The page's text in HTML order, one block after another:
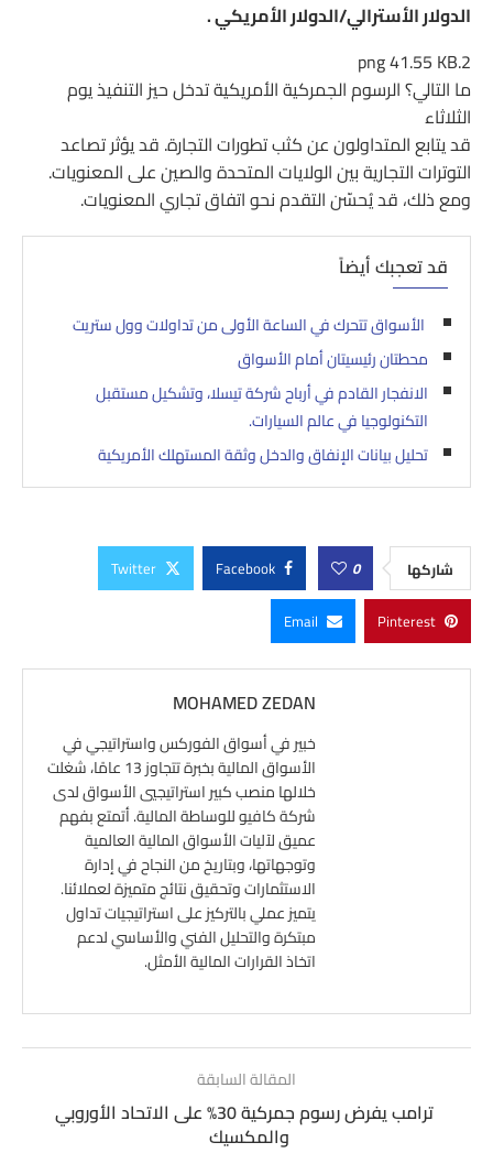
الدولار الأسترالي/الدولار الأمريكي .
2.png
41.55 KB
ما التالي؟ الرسوم الجمركية الأمريكية تدخل حيز التنفيذ يوم
الثلاثاء
قد يتابع المتداولون عن كثب تطورات التجارة. قد يؤثر تصاعد
التوترات التجارية بين الولايات المتحدة والصين على المعنويات.
ومع ذلك، قد يُحسّن التقدم نحو اتفاق تجاري المعنويات.
قد تعجبك أيضاً
الأسواق تتحرك في الساعة الأولى من تداولات وول ستريت
محطتان رئيسيتان أمام الأسواق
الانفجار القادم في أرباح شركة تيسلا، وتشكيل مستقبل
التكنولوجيا في عالم السيارات.
تحليل بيانات الإنفاق والدخل وثقة المستهلك الأمريكية
شاركها 0
Facebook
Twitter
Pinterest
Email
MOHAMED ZEDAN
خبير في أسواق الفوركس واستراتيجي في
الأسواق المالية بخبرة تتجاوز 13 عامًا، شغلت
خلالها منصب كبير استراتيجيي الأسواق لدى
شركة كافيو للوساطة المالية. أتمتع بفهم
عميق لآليات الأسواق المالية العالمية
وتوجهاتها، وبتاريخ من النجاح في إدارة
الاستثمارات وتحقيق نتائج متميزة لعملائنا.
يتميز عملي بالتركيز على استراتيجيات تداول
مبتكرة والتحليل الفني والأساسي لدعم
اتخاذ القرارات المالية الأمثل.
المقالة السابقة
ترامب يفرض رسوم جمركية 30% على الاتحاد الأوروبي
والمكسيك